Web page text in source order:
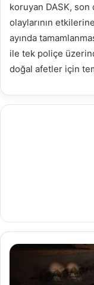
koruyan DASK,
olaylarının
ayında
ile tek poliçe
doğal afetler için